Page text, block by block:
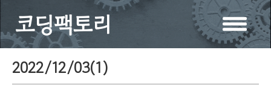
코딩팩토리
2022/12/03(1)